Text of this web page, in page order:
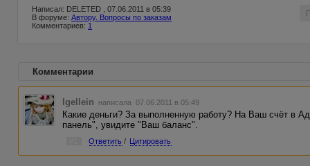
Написал: DELETED , 07.06.2011 в 05:39
В форуме: Автору. Вопросы по заказам
Комментариев: 1
Комментарии
Igellein написала 07.06.2011 в 05:49
Какие деньги? За выполненную работу? На Ваш счёт в
панель", увидите "Ваш баланс".
Ответить / Цитировать